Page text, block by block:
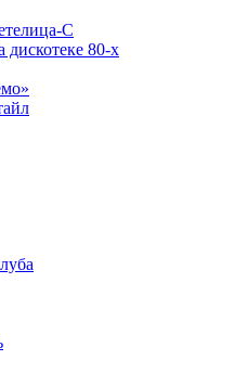
С
дискотеке 80-х